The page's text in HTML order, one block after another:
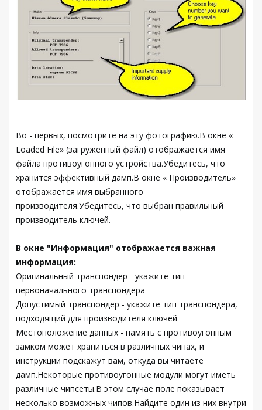
Во - первых, посмотрите на эту фотографию.В окне «
Loaded File» (загруженный файл) отображается имя
файла противоугонного устройства.Убедитесь, что
хранится эффективный дамп.В окне « Производитель»
отображается имя выбранного
производителя.Убедитесь, что выбран правильный
производитель ключей.
В окне "Информация" отображается важная
информация:
Оригинальный транспондер - укажите тип
первоначального транспондера
Допустимый транспондер - укажите тип транспондера,
подходящий для производителя ключей
Местоположение данных - память с противоугонным
замком может храниться в различных чипах, и
инструкции подскажут вам, откуда вы читаете
дамп.Некоторые противоугонные модули могут иметь
различные чипсеты.В этом случае поле показывает
несколько возможных чипов.Найдите один из них внутри